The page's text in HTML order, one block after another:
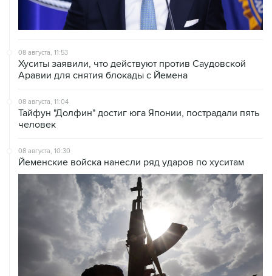
08 августа, 11:53
Хуситы заявили, что действуют против Саудовской
Аравии для снятия блокады с Йемена
08 августа, 11:04
Тайфун "Долфин" достиг юга Японии, пострадали пять
человек
08 августа, 10:30
Йеменские войска нанесли ряд ударов по хуситам